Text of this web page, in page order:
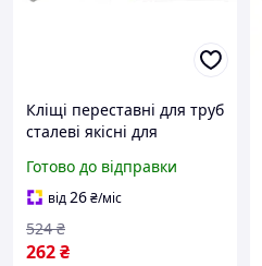
Кліщі переставні для труб
сталеві якісні для
для сталевих труб 250 мм
0-40 мм Sigma
Готово до відправки
від26₴/міс
262₴
524 ₴